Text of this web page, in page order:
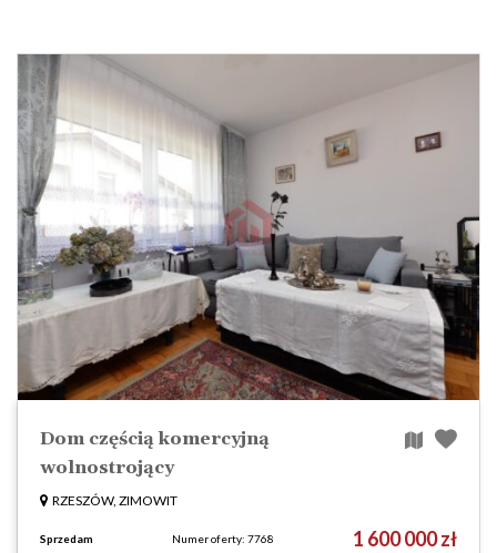
Dom częścią komercyjną
wolnostrojący
RZESZÓW, ZIMOWIT
Sprzedam Numer oferty: 7768 1 600 000 zł